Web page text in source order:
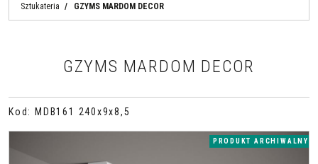
Sztukateria / GZYMS MARDOM DECOR
GZYMS MARDOM DECOR
Kod : MDB161 240x9x8,5
PRODUKT ARCHIWALNY